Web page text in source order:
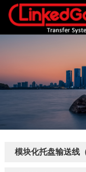
模块化托盘输送线